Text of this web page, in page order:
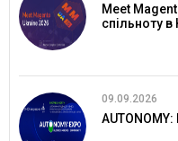
Meet
спільноту в
09.09.2026
AUTONOMY: